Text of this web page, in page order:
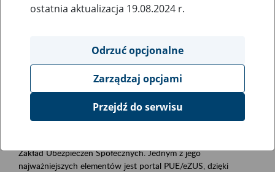
Szkolenia
Obszar merytoryczny
obsługa klientów
Opis wydarzenia
Platforma Usług Elektronicznych ZUS eZUS
Zakład Ubezpieczeń Społecznych. Jednym z jego
najważniejszych elementów jest portal PUE/eZUS, dzięki
ostatnia aktualizacja 19.08.2024 r.
Odrzuć opcjonalne
Zarządzaj opcjami
Przejdź do serwisu